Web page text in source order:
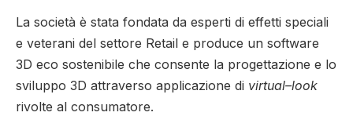
La società è stata fondata da esperti di effetti speciali
e veterani del settore Retail e produce un software
3D eco sostenibile che consente la progettazione e lo
sviluppo 3D attraverso applicazione di virtual–look
rivolte al consumatore.